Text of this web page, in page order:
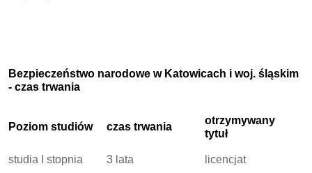
Bezpieczeństwo narodowe w Katowicach i woj. śląskim
- czas trwania
Poziom studiów czas trwania
otrzymywany
tytuł
studia I stopnia 3 lata licencjat